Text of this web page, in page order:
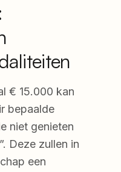
€ 15.000 kan
bepaalde
niet genieten
Deze zullen in
een